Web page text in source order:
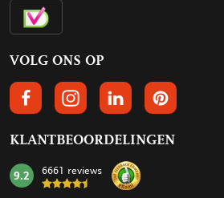
VOLG ONS OP
VOLGS ONS OP FACEBOOK
VOLG ONS OP INSTAGRAM
VOLG ONS OP
VOLG ONS
KLANTBEOORDELINGEN
mark:
9.2 6661 reviews